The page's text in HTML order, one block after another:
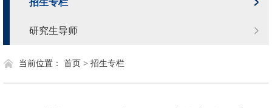
招生专栏
研究生导师
当前位置： 首页 > 招生专栏